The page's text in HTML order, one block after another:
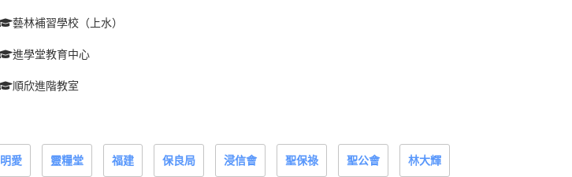
藝林補習學校（上水）
進學堂教育中心
順欣進階教室
明愛 靈糧堂 福建 保良局 浸信會 聖保祿 聖公會 林大輝